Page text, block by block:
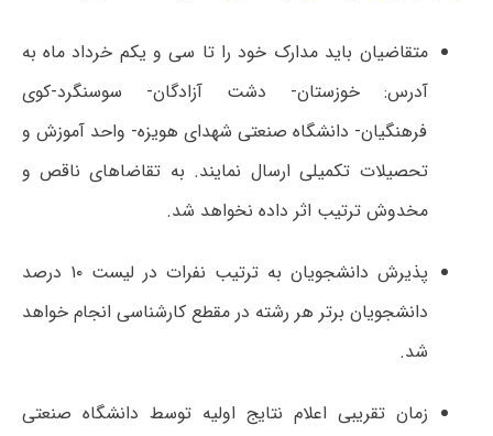
متقاضیان باید مدارک خود را تا سی و یکم خرداد ماه به
آدرس: خوزستان- دشت آزادگان- سوسنگرد-کوی
فرهنگیان- دانشگاه صنعتی شهدای هویزه- واحد آموزش و
تحصیلات تکمیلی ارسال نمایند. به تقاضاهای ناقص و
مخدوش ترتیب اثر داده نخواهد شد.
پذیرش دانشجویان به ترتیب نفرات در لیست ۱۰ درصد
دانشجویان برتر هر رشته در مقطع کارشناسی انجام خواهد
شد.
زمان تقریبی اعلام نتایج اولیه توسط دانشگاه صنعتی